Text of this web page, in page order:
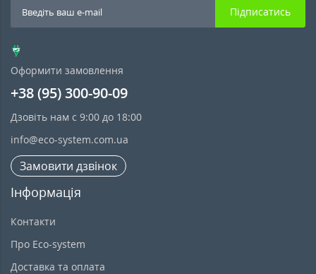
Підписатись
Оформити замовлення
+38 (95) 300-90-09
Дзовіть нам с 9:00 до 18:00
info@eco-system.com.ua
Замовити дзвінок
Інформація
Контакти
Про Eco-system
Доставка та оплата